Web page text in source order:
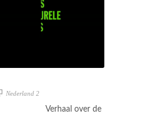
Nederland 2
Verhaal over de